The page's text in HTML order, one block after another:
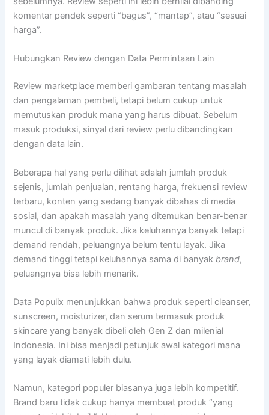
komentar pendek seperti “bagus”, “mantap”, atau “sesuai
harga”.
Hubungkan Review dengan Data Permintaan Lain
Review marketplace memberi gambaran tentang masalah
dan pengalaman pembeli, tetapi belum cukup untuk
memutuskan produk mana yang harus dibuat. Sebelum
masuk produksi, sinyal dari review perlu dibandingkan
dengan data lain.
Beberapa hal yang perlu dilihat adalah jumlah produk
sejenis, jumlah penjualan, rentang harga, frekuensi review
terbaru, konten yang sedang banyak dibahas di media
sosial, dan apakah masalah yang ditemukan benar-benar
muncul di banyak produk. Jika keluhannya banyak tetapi
demand rendah, peluangnya belum tentu layak. Jika
demand tinggi tetapi keluhannya sama di banyakbrand,
peluangnya bisa lebih menarik.
Data Populix menunjukkan bahwa produk seperti cleanser,
sunscreen, moisturizer, dan serum termasuk produk
skincare yang banyak dibeli oleh Gen Z dan milenial
Indonesia. Ini bisa menjadi petunjuk awal kategori mana
yang layak diamati lebih dulu.
Namun, kategori populer biasanya juga lebih kompetitif.
Brand baru tidak cukup hanya membuat produk “yang